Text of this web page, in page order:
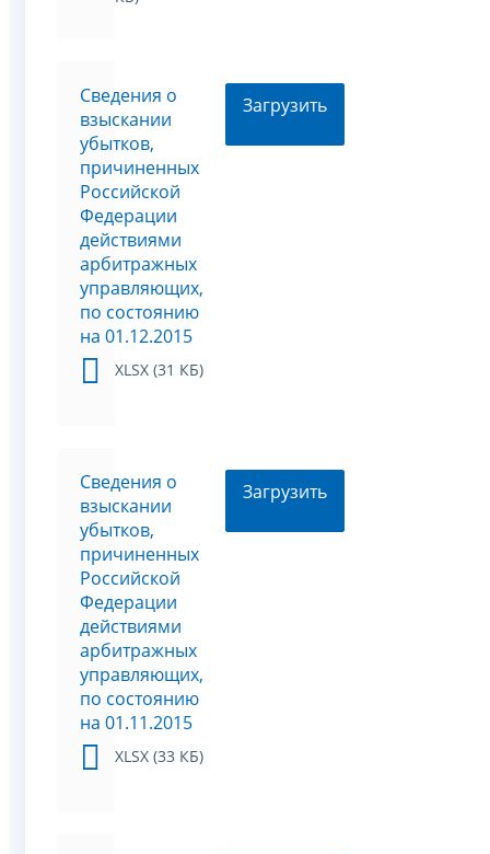
Сведения о
взыскании
убытков,
причиненных
Российской
Федерации
действиями
арбитражных
управляющих,
по состоянию
на 01.12.2015
XLSX (31 КБ)
Загрузить
Сведения о
взыскании
убытков,
причиненных
Российской
Федерации
действиями
арбитражных
управляющих,
по состоянию
на 01.11.2015
XLSX (33 КБ)
Загрузить